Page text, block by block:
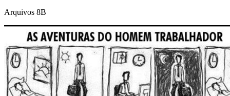
Arquivos 8B